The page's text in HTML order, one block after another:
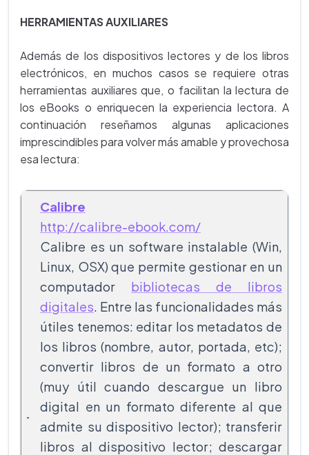
HERRAMIENTAS AUXILIARES
Además de los dispositivos lectores y de los libros
electrónicos, en muchos casos se requiere otras
herramientas auxiliares que, o facilitan la lectura de
los eBooks o enriquecen la experiencia lectora. A
continuación reseñamos algunas aplicaciones
imprescindibles para volver más amable y provechosa
esa lectura:
Calibre
http://calibre-ebook.com/
Calibre es un software instalable (Win,
Linux, OSX) que permite gestionar en un
computador bibliotecas de libros
digitales. Entre las funcionalidades más
útiles tenemos: editar los metadatos de
los libros (nombre, autor, portada, etc);
convertir libros de un formato a otro
(muy útil cuando descargue un libro
digital en un formato diferente al que
admite su dispositivo lector); transferir
libros al dispositivo lector; descargar